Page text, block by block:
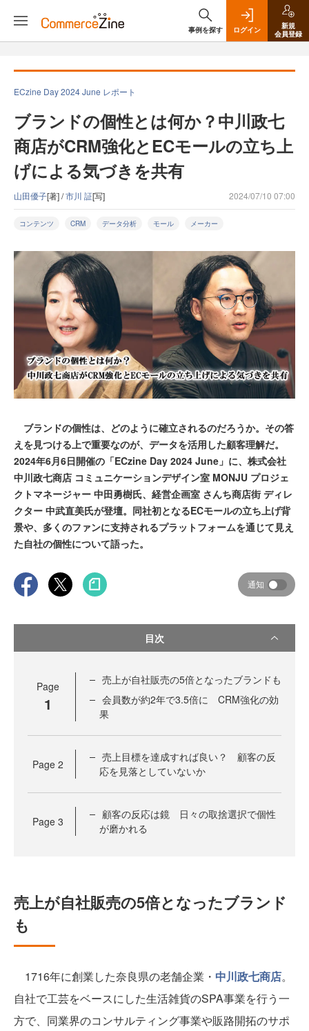
事例を探す ログイン
新規
会員登録
ECzine Day 2024 June レポート
ブランドの個性とは何か？中川政七
商店がCRM強化とECモールの立ち上
げによる気づきを共有
山田優子[著] /市川 証[写] 2024/07/10 07:00
コンテンツ CRM データ分析 モール メーカー
ブランドの個性は、どのように確立されるのだろうか。その答
えを見つける上で重要なのが、データを活用した顧客理解だ。
2024年6月6日開催の「ECzine Day 2024 June」に、株式会社
中川政七商店 コミュニケーションデザイン室 MONJU プロジェ
クトマネージャー 中田勇樹氏、経営企画室 さんち商店街 ディレ
クター 中武直美氏が登壇。同社初となるECモールの立ち上げ背
景や、多くのファンに支持されるプラットフォームを通じて見え
た自社の個性について語った。
通知
目次
Page
1
売上が自社販売の5倍となったブランドも
会員数が約2年で3.5倍に CRM強化の効
果
Page 2
売上目標を達成すれば良い？ 顧客の反
応を見落としていないか
Page 3
顧客の反応は鏡 日々の取捨選択で個性
が磨かれる
売上が自社販売の5倍となったブランド
も
1716年に創業した奈良県の老舗企業・ 中川政七商店。
自社で工芸をベースにした生活雑貨のSPA事業を行う一
方で、同業界のコンサルティング事業や販路開拓のサポ